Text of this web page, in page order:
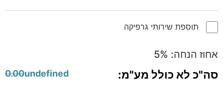
תוספת שירותי גרפיקה
אחוז הנחה: 5%
סה"כ לא כולל מע"מ: 0.00undefined